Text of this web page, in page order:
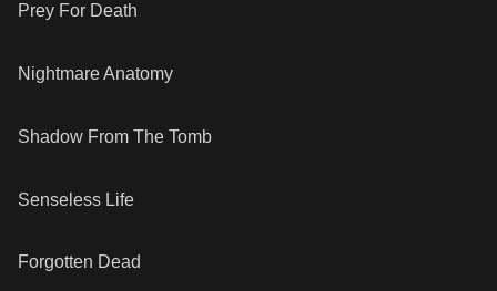
Prey For Death
Nightmare Anatomy
Shadow From The Tomb
Senseless Life
Forgotten Dead